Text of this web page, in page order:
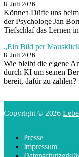
8. Juli 2026
Können Düfte uns
der Psychologe Jan
Tiefschlaf das Lernen
„Ein Bild per
8. Juli 2026
Wie bleibt die eigene
durch KI um seinen
bereit, dafür zu zahlen?
Copyright © 2026
Presse
Impressum